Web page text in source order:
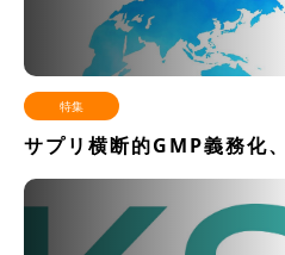
特集
サプリ横断的GMP義務化